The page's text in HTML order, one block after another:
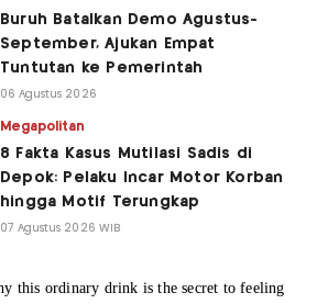
Buruh Batalkan Demo Agustus-
September, Ajukan Empat
Tuntutan ke Pemerintah
06 Agustus 2026
Megapolitan
8 Fakta Kasus Mutilasi Sadis di
Depok: Pelaku Incar Motor Korban
hingga Motif Terungkap
07 Agustus 2026 WIB